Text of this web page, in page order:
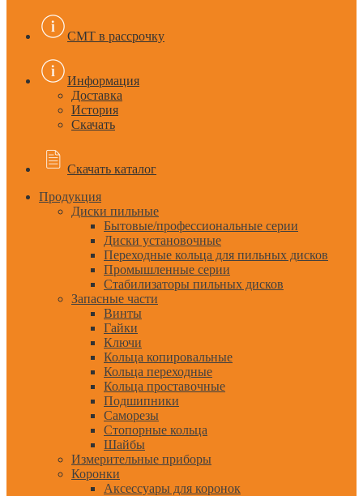
CMT в рассрочку
Информация
Доставка
История
Скачать
Скачать каталог
Продукция
Диски пильные
Бытовые/профессиональные серии
Диски установочные
Переходные кольца для пильных дисков
Промышленные серии
Стабилизаторы пильных дисков
Запасные части
Винты
Гайки
Ключи
Кольца копировальные
Кольца переходные
Кольца проставочные
Подшипники
Саморезы
Стопорные кольца
Шайбы
Измерительные приборы
Коронки
Аксессуары для коронок